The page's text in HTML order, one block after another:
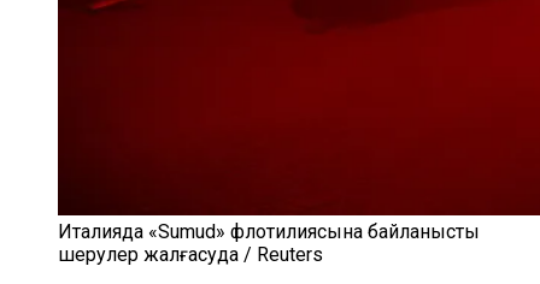
Италияда «Sumud» флотилиясына байланысты
шерулер жалғасуда / Reuters